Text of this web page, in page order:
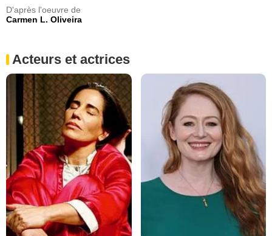
D'après l'oeuvre de
Carmen L. Oliveira
Acteurs et actrices